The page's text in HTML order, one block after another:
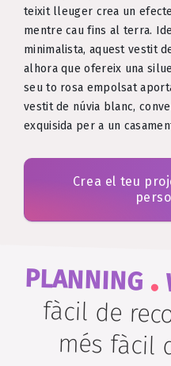
teixit lleuger crea un
mentre cau fins al terra.
minimalista, aquest vestit
alhora que ofereix una
seu to rosa empolsat
vestit de núvia blanc,
exquisida per a un
Crea el teu
PLANNING .
més fàcil